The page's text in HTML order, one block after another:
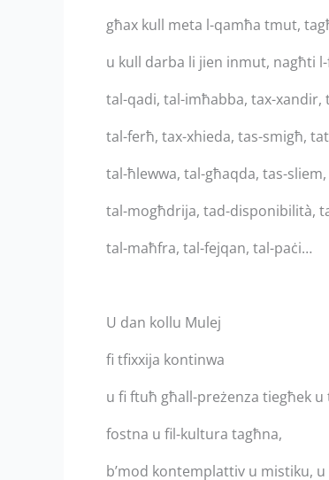
għax kull meta l-qamħa tmut,
u kull darba li jien inmut, nagħti
tal-qadi, tal-imħabba, tax-xandir,
tal-ferħ, tax-xhieda, tas-smigħ,
tal-ħlewwa, tal-għaqda, tas-
tal-mogħdrija, tad-disponibilità,
tal-maħfra, tal-fejqan, tal-paċi…
U dan kollu Mulej
fi tfixxija kontinwa
u fi ftuħ għall-preżenza tiegħek
fostna u fil-kultura tagħna,
b’mod kontemplattiv u mistiku,